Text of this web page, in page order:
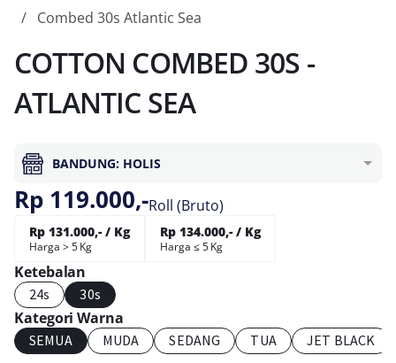
Combed 30s Atlantic Sea
COTTON COMBED 30S -
ATLANTIC SEA
BANDUNG: HOLIS
Rp 119.000,-Roll (Bruto)
Rp 131.000,- / Kg
Harga > 5 Kg
Rp 134.000,- / Kg
Harga ≤ 5 Kg
Ketebalan
24s 30s
Kategori Warna
SEMUA MUDA SEDANG TUA JET BLACK